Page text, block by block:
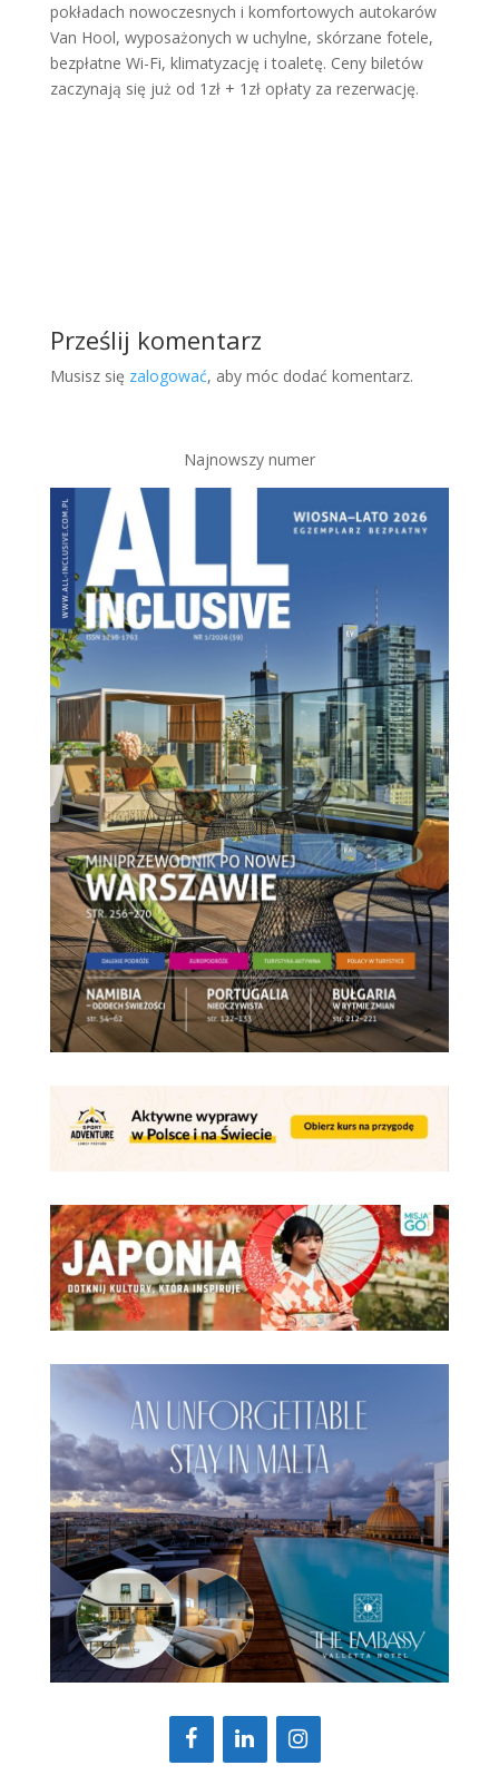
pokładach nowoczesnych i komfortowych autokarów
Van Hool, wyposażonych w uchylne, skórzane fotele,
bezpłatne Wi-Fi, klimatyzację i toaletę. Ceny biletów
zaczynają się już od 1zł + 1zł opłaty za rezerwację.
Prześlij komentarz
Musisz się zalogować, aby móc dodać komentarz.
Najnowszy numer